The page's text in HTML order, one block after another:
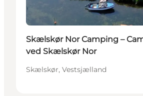
Skælskør Nor Camping –
ved Skælskør Nor
Skælskør, Vestsjælland